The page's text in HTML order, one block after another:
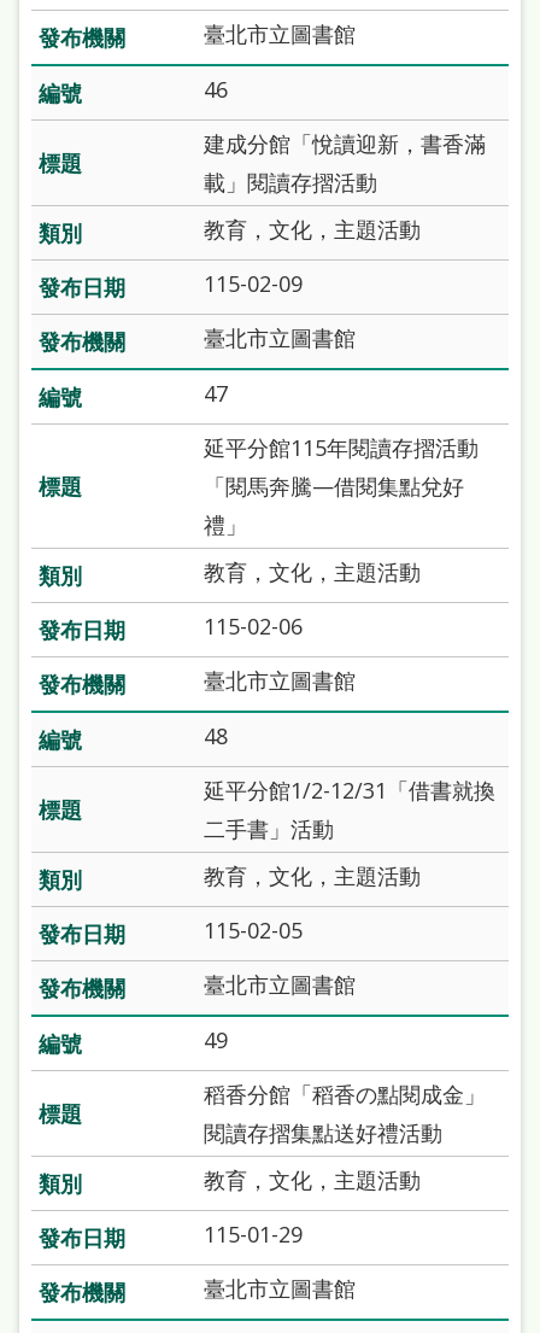
站
安
全
政
策
府
網
站
資
料
放
告
著
作
權
侵
權
處
辦
法
聯
絡
我
臺北市立圖書館
46
建成分館「悅讀迎新，書香滿
載」閱讀存摺活動
教育，文化，主題活動
115-02-09
臺北市立圖書館
47
延平分館115年閱讀存摺活動
「閱馬奔騰—借閱集點兌好
禮」
教育，文化，主題活動
115-02-06
臺北市立圖書館
48
延平分館1/2-12/31「借書就換
二手書」活動
教育，文化，主題活動
115-02-05
臺北市立圖書館
49
稻香分館「稻香の點閱成金」
閱讀存摺集點送好禮活動
教育，文化，主題活動
115-01-29
臺北市立圖書館